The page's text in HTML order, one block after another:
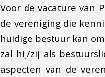
Voor de vacature van
de vereniging die
huidige bestuur kan
zal hij/zij als
aspecten van de